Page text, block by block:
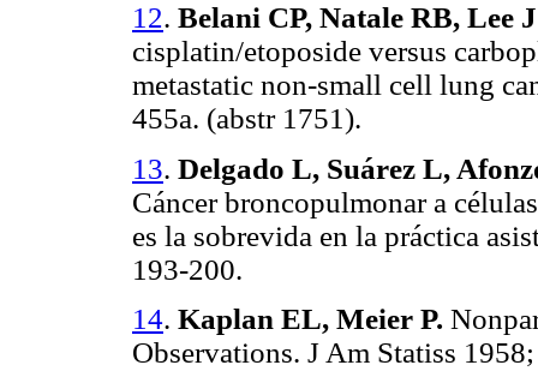
12. Belani CP, Natale RB, Lee
cisplatin/etoposide versus
metastatic non-small cell lung
455a. (abstr 1751).
13. Delgado L, Suárez L,
Cáncer broncopulmonar a
es la sobrevida en la práctica
193-200.
14. Kaplan EL, Meier P.
Observations. J Am Statiss